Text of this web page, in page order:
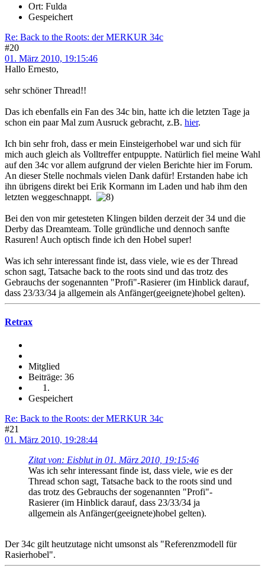
Ort: Fulda
Gespeichert
Re: Back to the Roots: der MERKUR 34c
#20
01. März 2010, 19:15:46
Hallo Ernesto,
sehr schöner Thread!!
Das ich ebenfalls ein Fan des 34c bin, hatte ich die letzten Tage ja
schon ein paar Mal zum Ausruck gebracht, z.B. hier.
Ich bin sehr froh, dass er mein Einsteigerhobel war und sich für
mich auch gleich als Volltreffer entpuppte. Natürlich fiel meine Wahl
auf den 34c vor allem aufgrund der vielen Berichte hier im Forum.
An dieser Stelle nochmals vielen Dank dafür! Erstanden habe ich
ihn übrigens direkt bei Erik Kormann im Laden und hab ihm den
letzten weggeschnappt.
Bei den von mir getesteten Klingen bilden derzeit der 34 und die
Derby das Dreamteam. Tolle gründliche und dennoch sanfte
Rasuren! Auch optisch finde ich den Hobel super!
Was ich sehr interessant finde ist, dass viele, wie es der Thread
schon sagt, Tatsache back to the roots sind und das trotz des
Gebrauchs der sogenannten "Profi"-Rasierer (im Hinblick darauf,
dass 23/33/34 ja allgemein als Anfänger(geeignete)hobel gelten).
Retrax
Mitglied
Beiträge: 36
Gespeichert
Re: Back to the Roots: der MERKUR 34c
#21
01. März 2010, 19:28:44
Zitat von: Eisblut in 01. März 2010, 19:15:46
Was ich sehr interessant finde ist, dass viele, wie es der
Thread schon sagt, Tatsache back to the roots sind und
das trotz des Gebrauchs der sogenannten "Profi"-
Rasierer (im Hinblick darauf, dass 23/33/34 ja
allgemein als Anfänger(geeignete)hobel gelten).
Der 34c gilt heutzutage nicht umsonst als "Referenzmodell für
Rasierhobel".